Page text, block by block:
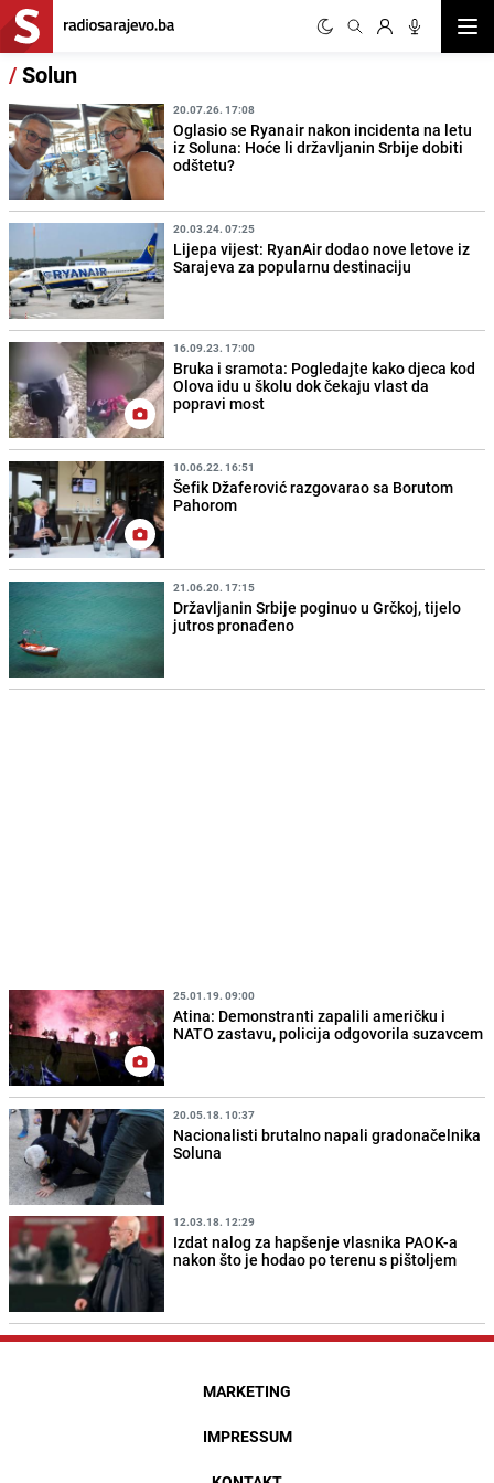
/Solun
20.07.26. 17:08
Oglasio se Ryanair nakon incidenta na letu
iz Soluna: Hoće li državljanin Srbije dobiti
odštetu?
20.03.24. 07:25
Lijepa vijest: RyanAir dodao nove letove iz
Sarajeva za popularnu destinaciju
16.09.23. 17:00
Bruka i sramota: Pogledajte kako djeca kod
Olova idu u školu dok čekaju vlast da
popravi most
10.06.22. 16:51
Šefik Džaferović razgovarao sa Borutom
Pahorom
21.06.20. 17:15
Državljanin Srbije poginuo u Grčkoj, tijelo
jutros pronađeno
25.01.19. 09:00
Atina: Demonstranti zapalili američku i
NATO zastavu, policija odgovorila suzavcem
20.05.18. 10:37
Nacionalisti brutalno napali gradonačelnika
Soluna
12.03.18. 12:29
Izdat nalog za hapšenje vlasnika PAOK-a
nakon što je hodao po terenu s pištoljem
MARKETING
IMPRESSUM